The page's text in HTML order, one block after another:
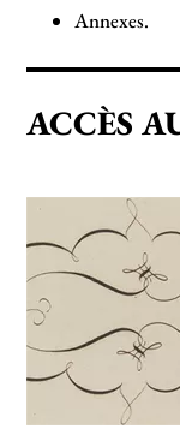
Annexes.
ACCÈS